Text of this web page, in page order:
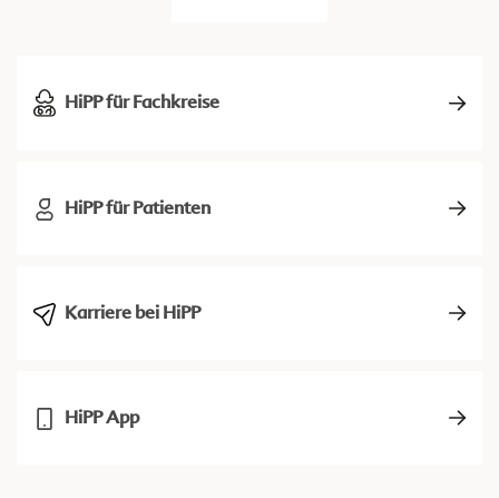
HiPP für Fachkreise
HiPP für Patienten
Karriere bei HiPP
HiPP App